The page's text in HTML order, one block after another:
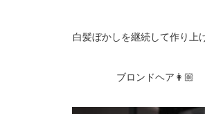
白髪ぼかしを継続して作り上
ブロンドヘア👩🏼